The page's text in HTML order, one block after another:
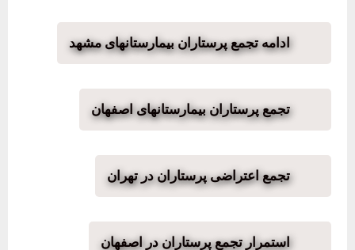
ادامه تجمع پرستاران بیمارستانهای مشهد
تجمع پرستاران بیمارستانهای اصفهان
تجمع اعتراضی پرستاران در تهران
استمرار تجمع پرستاران در اصفهان